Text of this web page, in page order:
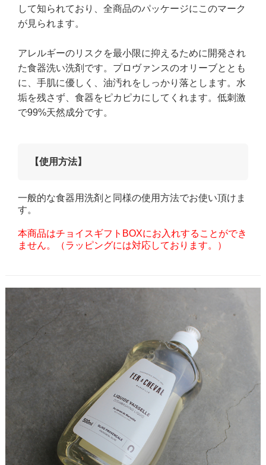
して知られており、全商品のパッケージにこのマーク
が見られます。
アレルギーのリスクを最小限に抑えるために開発され
た食器洗い洗剤です。プロヴァンスのオリーブととも
に、手肌に優しく、油汚れをしっかり落とします。水
垢を残さず、食器をピカピカにしてくれます。低刺激
で99%天然成分です。
【使用方法】
一般的な食器用洗剤と同様の使用方法でお使い頂けま
す。
本商品はチョイスギフトBOXにお入れすることができ
ません。（ラッピングには対応しております。）